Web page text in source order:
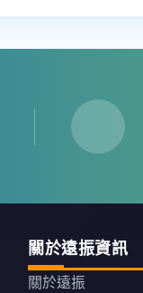
關於遠振資訊
關於遠振